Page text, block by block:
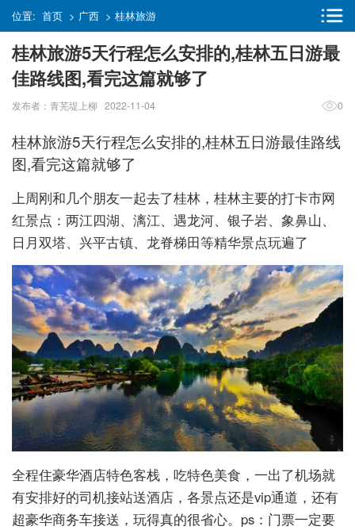
位置: 首页 > 广西 > 桂林旅游
桂林旅游5天行程怎么安排的,桂林五日游最
佳路线图,看完这篇就够了
发布者：青芜堤上柳 2022-11-04 0
桂林旅游5天行程怎么安排的,桂林五日游最佳路线
图,看完这篇就够了
上周刚和几个朋友一起去了桂林，桂林主要的打卡市网
红景点：两江四湖、漓江、遇龙河、银子岩、象鼻山、
日月双塔、兴平古镇、龙脊梯田等精华景点玩遍了
全程住豪华酒店特色客栈，吃特色美食，一出了机场就
有安排好的司机接站送酒店，各景点还是vip通道，还有
超豪华商务车接送，玩得真的很省心。ps：门票一定要